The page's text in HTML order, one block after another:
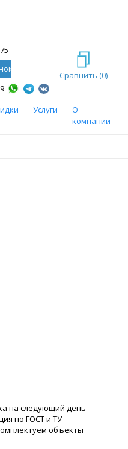
Сравнить (0)
Услуги
О
компании
на следующий день
по ГОСТ и ТУ
объекты